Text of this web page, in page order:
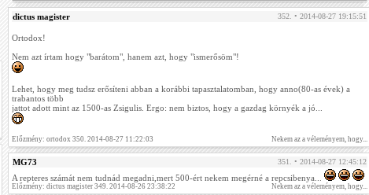
dictus magister 352. • 2014-08-27 19:15:51
Ortodox!
Nem azt írtam hogy "barátom", hanem azt, hogy "ismerősöm"!
Lehet, hogy meg tudsz erősíteni abban a korábbi tapasztalatomban, hogy anno(80-as évek) a
trabantos több
jattot adott mint az 1500-as Zsigulis. Ergo: nem biztos, hogy a gazdag környék a jó...
Előzmény: ortodox 350. 2014-08-27 11:22:03 Nekem az a véleményem, hogy...
MG73 351. • 2014-08-27 12:45:12
A repteres számát nem tudnád megadni,mert 500-ért nekem megérné a repcsibenya...
Előzmény: dictus magister 349. 2014-08-26 23:38:22 Nekem az a véleményem, hogy...